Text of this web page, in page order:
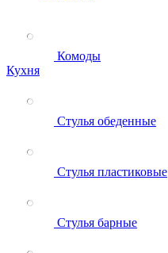
Комоды
Кухня
Стулья обеденные
Стулья пластиковые
Стулья барные